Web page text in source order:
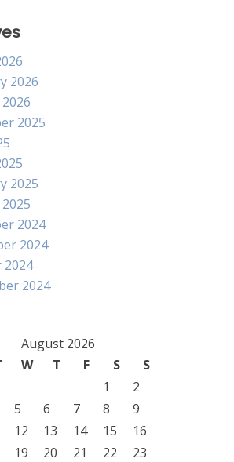
2026
2025
2025
2024
2024
2024
2024
August 2026
W T F S
S
1
2
5 6 7 8
9
12 13 14 15
16
19 20 21 22
23